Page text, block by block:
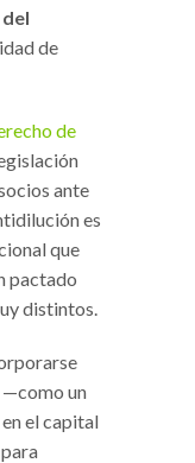
de
de
ante
es
que
pactado
distintos.
—como un
el capital